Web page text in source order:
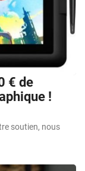
€ de
!
soutien, nous